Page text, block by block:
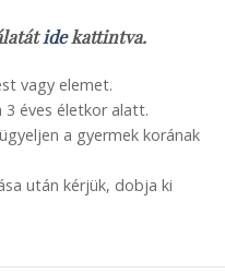
idekattintva.
vagy elemet.
3 éves életkor alatt.
a gyermek korának
után kérjük, dobja ki